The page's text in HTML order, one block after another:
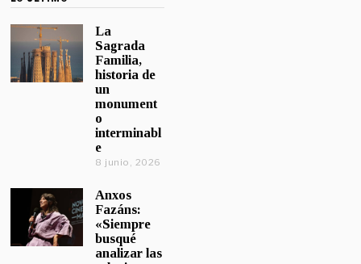
La
Sagrada
Familia,
historia de
un
monument
o
interminabl
e
8 junio, 2026
Anxos
Fazáns:
«Siempre
busqué
analizar las